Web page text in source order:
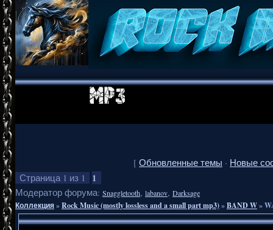
[ Обновленные темы · Новые
Страница 1 из 1 1
Модератор форума: Snaggletooth, labanov, Darksage
Коллекция»Rock Music (mostly lossless and a small part mp3)»BAND W»